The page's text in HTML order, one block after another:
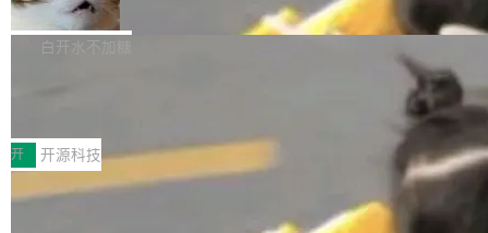
通 ProRes RAW VideoToolbox 硬件加速器 AP
V ...
DeepSeek一天消耗了8万亿# 上了微博热搜——
注意这是 OpenCode 一家的消耗。 OpenCode
不完。」5T 来自免费额度，3T 来自 Go...
NetBSD 11.0 现已正式发布，这是 NetBSD 操
作系统的第十八个主要版本。 自 NetBSD 10.1
ve JH71XX 的设备，例如 VisionFive 2、PINE
64 STAR64，以及 QEMU。 增强了对 POSIX.1
-2024 和 C23 编程接口标准的兼容性。 compat
_linux(8) 增强了对 Linux 系统调用的支持，包
白开水不加糖
案
享会在上海举办。鸿蒙生态的全场景智慧营销平
台鲸鸿动能协同华为游戏中心，面向游戏行业开
发者及生态伙伴，系统呈现了平台在游戏领域的
完整能力版图——从IAP高价值用户的全周期经
开 开源科技
技嘉X3D系列再添新成员 B850 AORU